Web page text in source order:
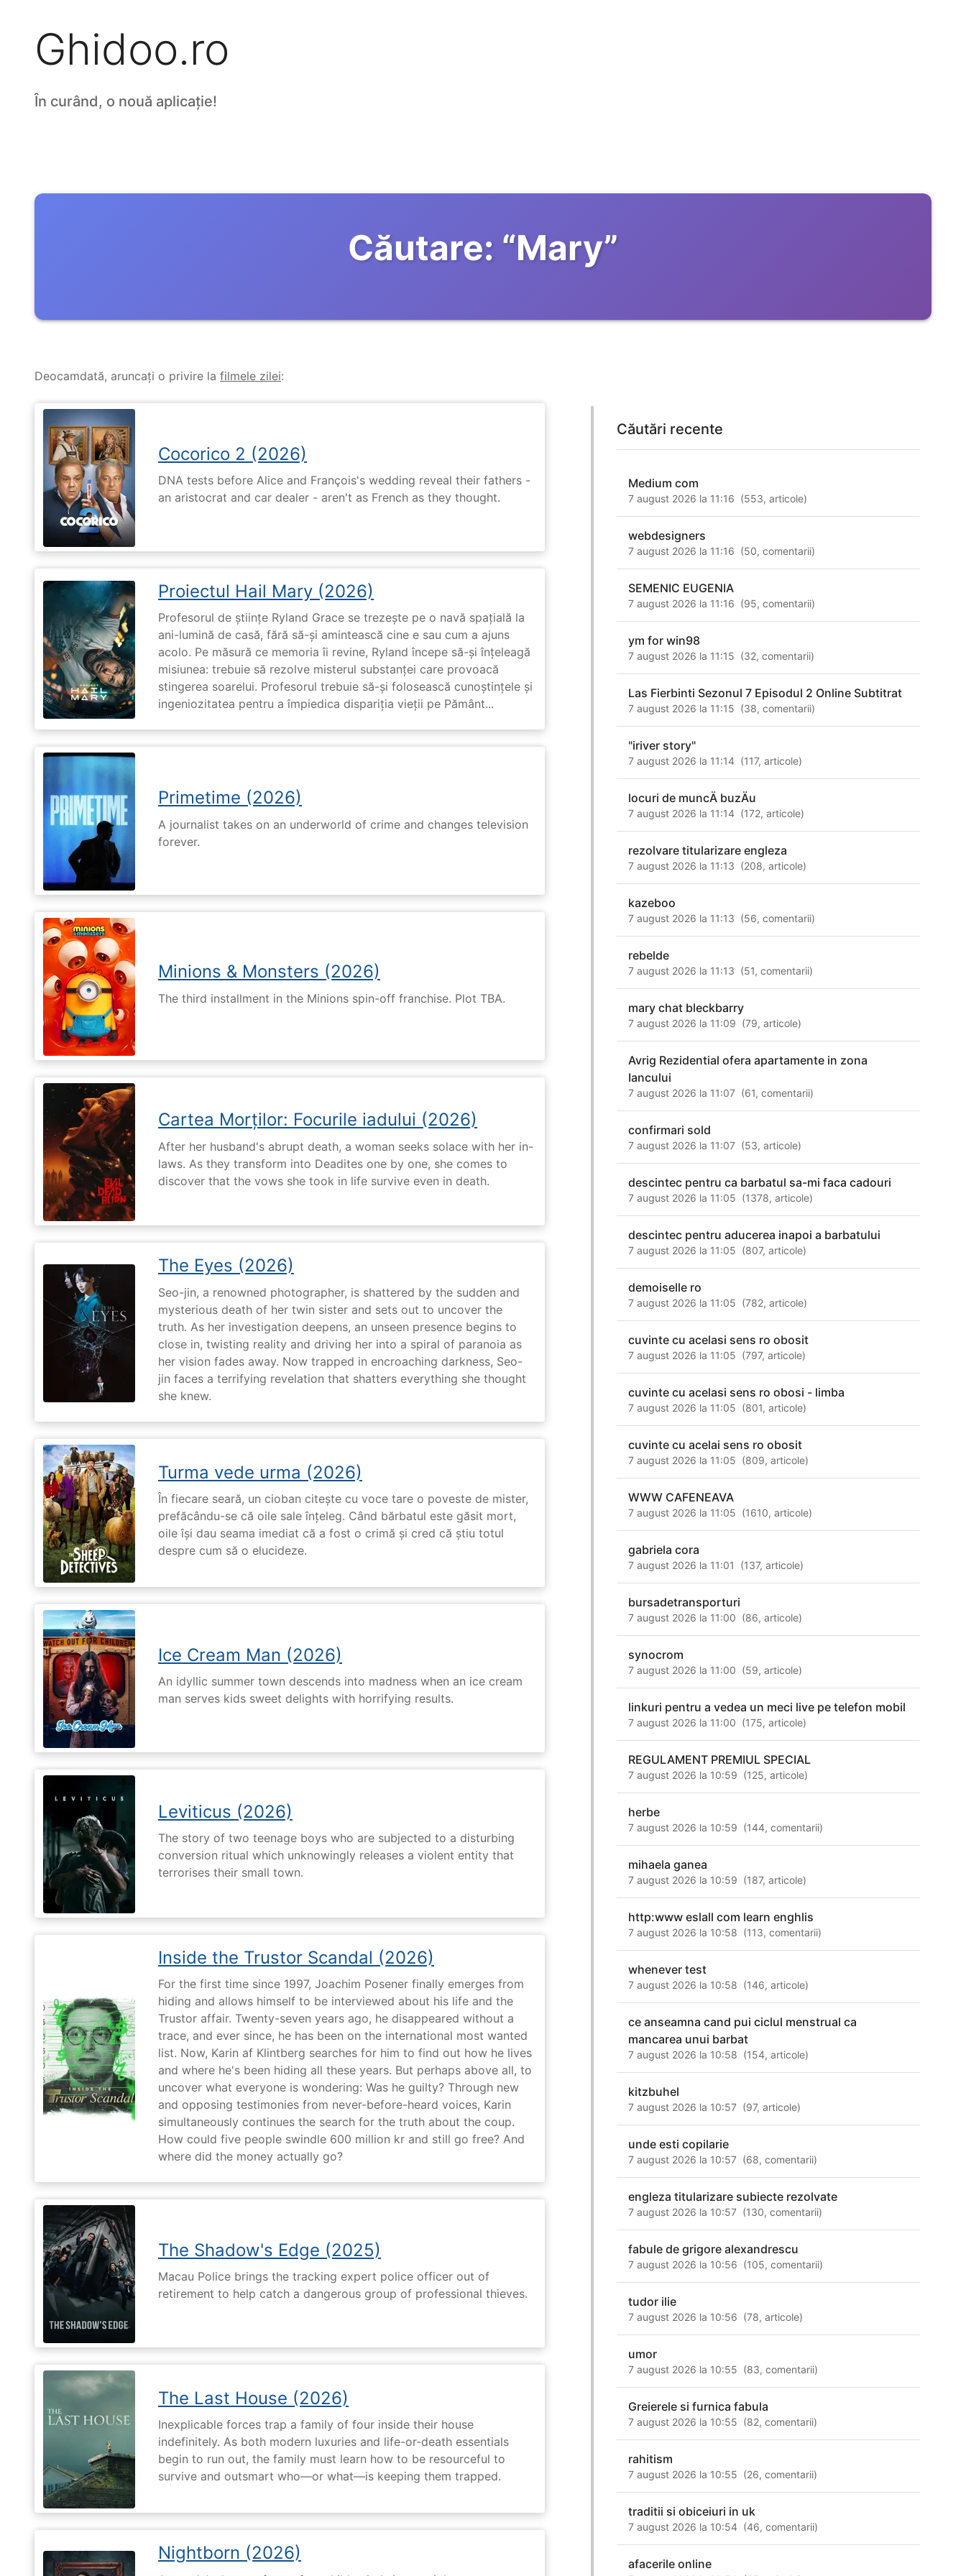
Ghidoo.ro
În curând, o nouă aplicație!
Căutare: “Mary”
Deocamdată, aruncați o privire la filmele zilei:
Cocorico 2 (2026)
DNA tests before Alice and François's wedding reveal their fathers -
an aristocrat and car dealer - aren't as French as they thought.
Proiectul Hail Mary (2026)
Profesorul de științe Ryland Grace se trezește pe o navă spațială la
ani-lumină de casă, fără să-și amintească cine e sau cum a ajuns
acolo. Pe măsură ce memoria îi revine, Ryland începe să-și înțeleagă
misiunea: trebuie să rezolve misterul substanței care provoacă
stingerea soarelui. Profesorul trebuie să-și folosească cunoștințele și
ingeniozitatea pentru a împiedica dispariția vieții pe Pământ...
Primetime (2026)
A journalist takes on an underworld of crime and changes television
forever.
Minions & Monsters (2026)
The third installment in the Minions spin-off franchise. Plot TBA.
Cartea Morților: Focurile iadului (2026)
After her husband's abrupt death, a woman seeks solace with her in-
laws. As they transform into Deadites one by one, she comes to
discover that the vows she took in life survive even in death.
The Eyes (2026)
Seo-jin, a renowned photographer, is shattered by the sudden and
mysterious death of her twin sister and sets out to uncover the
truth. As her investigation deepens, an unseen presence begins to
close in, twisting reality and driving her into a spiral of paranoia as
her vision fades away. Now trapped in encroaching darkness, Seo-
jin faces a terrifying revelation that shatters everything she thought
she knew.
Turma vede urma (2026)
În fiecare seară, un cioban citește cu voce tare o poveste de mister,
prefăcându-se că oile sale înțeleg. Când bărbatul este găsit mort,
oile își dau seama imediat că a fost o crimă și cred că știu totul
despre cum să o elucideze.
Ice Cream Man (2026)
An idyllic summer town descends into madness when an ice cream
man serves kids sweet delights with horrifying results.
Leviticus (2026)
The story of two teenage boys who are subjected to a disturbing
conversion ritual which unknowingly releases a violent entity that
terrorises their small town.
Inside the Trustor Scandal (2026)
For the first time since 1997, Joachim Posener finally emerges from
hiding and allows himself to be interviewed about his life and the
Trustor affair. Twenty-seven years ago, he disappeared without a
trace, and ever since, he has been on the international most wanted
list. Now, Karin af Klintberg searches for him to find out how he lives
and where he's been hiding all these years. But perhaps above all, to
uncover what everyone is wondering: Was he guilty? Through new
and opposing testimonies from never-before-heard voices, Karin
simultaneously continues the search for the truth about the coup.
How could five people swindle 600 million kr and still go free? And
where did the money actually go?
The Shadow's Edge (2025)
Macau Police brings the tracking expert police officer out of
retirement to help catch a dangerous group of professional thieves.
The Last House (2026)
Inexplicable forces trap a family of four inside their house
indefinitely. As both modern luxuries and life-or-death essentials
begin to run out, the family must learn how to be resourceful to
survive and outsmart who—or what—is keeping them trapped.
Nightborn (2026)
Căutări recente
Medium com
7 august 2026 la 11:16 (553,articole)
webdesigners
7 august 2026 la 11:16 (50,comentarii)
SEMENIC EUGENIA
7 august 2026 la 11:16 (95,comentarii)
ym for win98
7 august 2026 la 11:15 (32,comentarii)
Las Fierbinti Sezonul 7 Episodul 2 Online Subtitrat
7 august 2026 la 11:15 (38,comentarii)
"iriver story"
7 august 2026 la 11:14 (117,articole)
locuri de muncÄ buzÄu
7 august 2026 la 11:14 (172,articole)
rezolvare titularizare engleza
7 august 2026 la 11:13 (208,articole)
kazeboo
7 august 2026 la 11:13 (56,comentarii)
rebelde
7 august 2026 la 11:13 (51,comentarii)
mary chat bleckbarry
7 august 2026 la 11:09 (79,articole)
Avrig Rezidential ofera apartamente in zona
Iancului
7 august 2026 la 11:07 (61,comentarii)
confirmari sold
7 august 2026 la 11:07 (53,articole)
descintec pentru ca barbatul sa-mi faca cadouri
7 august 2026 la 11:05 (1378,articole)
descintec pentru aducerea inapoi a barbatului
7 august 2026 la 11:05 (807,articole)
demoiselle ro
7 august 2026 la 11:05 (782,articole)
cuvinte cu acelasi sens ro obosit
7 august 2026 la 11:05 (797,articole)
cuvinte cu acelasi sens ro obosi - limba
7 august 2026 la 11:05 (801,articole)
cuvinte cu acelai sens ro obosit
7 august 2026 la 11:05 (809,articole)
WWW CAFENEAVA
7 august 2026 la 11:05 (1610,articole)
gabriela cora
7 august 2026 la 11:01 (137,articole)
bursadetransporturi
7 august 2026 la 11:00 (86,articole)
synocrom
7 august 2026 la 11:00 (59,articole)
linkuri pentru a vedea un meci live pe telefon mobil
7 august 2026 la 11:00 (175,articole)
REGULAMENT PREMIUL SPECIAL
7 august 2026 la 10:59 (125,articole)
herbe
7 august 2026 la 10:59 (144,comentarii)
mihaela ganea
7 august 2026 la 10:59 (187,articole)
http:www eslall com learn enghlis
7 august 2026 la 10:58 (113,comentarii)
whenever test
7 august 2026 la 10:58 (146,articole)
ce anseamna cand pui ciclul menstrual ca
mancarea unui barbat
7 august 2026 la 10:58 (154,articole)
kitzbuhel
7 august 2026 la 10:57 (97,articole)
unde esti copilarie
7 august 2026 la 10:57 (68,comentarii)
engleza titularizare subiecte rezolvate
7 august 2026 la 10:57 (130,comentarii)
fabule de grigore alexandrescu
7 august 2026 la 10:56 (105,comentarii)
tudor ilie
7 august 2026 la 10:56 (78,articole)
umor
7 august 2026 la 10:55 (83,comentarii)
Greierele si furnica fabula
7 august 2026 la 10:55 (82,comentarii)
rahitism
7 august 2026 la 10:55 (26,comentarii)
traditii si obiceiuri in uk
7 august 2026 la 10:54 (46,comentarii)
afacerile online